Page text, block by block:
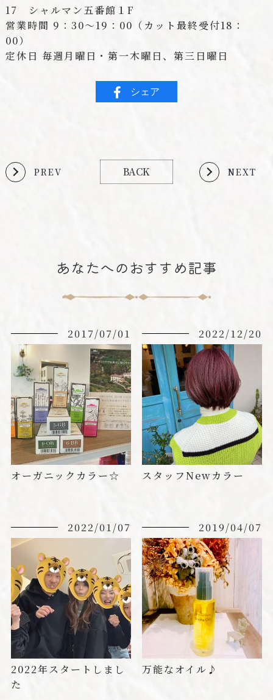
17 シャルマン五番館１F
営業時間 9：30～19：00（カット最終受付18：
00）
定休日 毎週月曜日・第一木曜日、第三日曜日
シェア
PREV BACK NEXT
あなたへのおすすめ記事
2017/07/01
オーガニックカラー☆
2022/12/20
スタッフNewカラー
2022/01/07
2022年スタートしまし
た
2019/04/07
万能なオイル♪